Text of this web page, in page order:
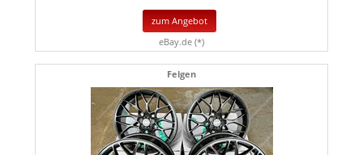
zum Angebot
eBay.de (*)
Felgen